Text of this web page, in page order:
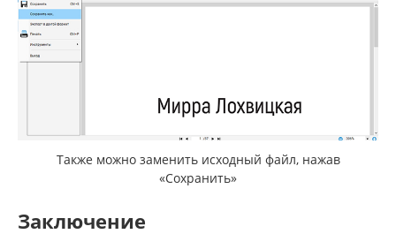
Также можно заменить исходный файл, нажав
«Сохранить»
Заключение